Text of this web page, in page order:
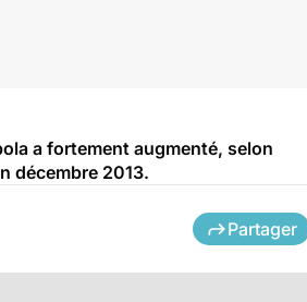
a fortement augmenté, selon
décembre 2013.
Partager